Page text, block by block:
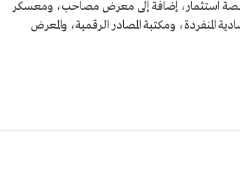
استثمار، إضافة إلى معرض مصاحب، ومعسكر
المنفردة، ومكتبة المصادر الرقمية، والمعرض